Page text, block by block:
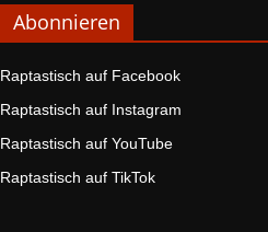
Abonnieren
Raptastisch auf Facebook
Raptastisch auf Instagram
Raptastisch auf YouTube
Raptastisch auf TikTok